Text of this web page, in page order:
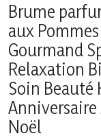
Brume
aux
Gourmand
Relaxation
Soin Beauté
Anniversaire
Noël